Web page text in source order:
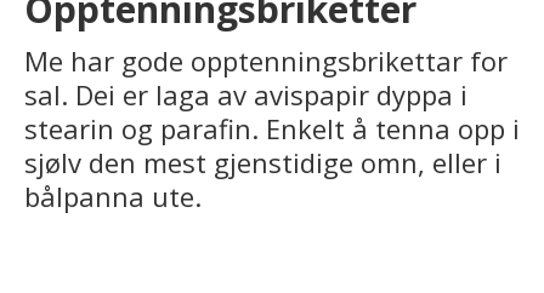
Me har gode opptenningsbrikettar for
sal. Dei er laga av avispapir dyppa i
stearin og parafin. Enkelt å tenna opp i
sjølv den mest gjenstidige omn, eller i
bålpanna ute.